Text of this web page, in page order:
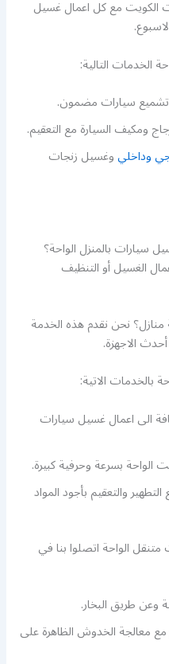
الكويت مع كل اعمال غسيل
الخدمات التالية:
سيارات مضمون.
ومكيف السيارة مع التعقيم.
وداخليوغسيل زنجات
سيارات بالمنزل الواحة؟
الغسيل أو التنظيف
نحن نقدم هذه الخدمة
الاجهزة.
بالخدمات الاتية:
الى اعمال غسيل سيارات
بسرعة وحرفية كبيرة.
والتعقيم بأجود المواد
الواحة اتصلوا بنا في
وعن طريق البخار.
مع معالجة الخدوش الظاهرة على